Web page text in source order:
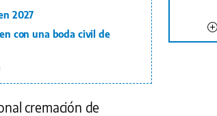
2027
con una boda civil de
cremación de